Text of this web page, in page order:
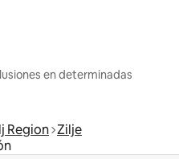
en determinadas
Region Zilje